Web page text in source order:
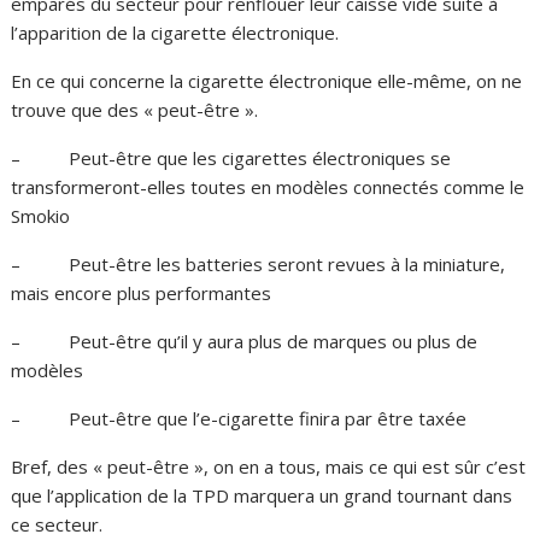
l’apparition de la cigarette électronique.
En ce qui concerne la cigarette électronique elle-même, on ne
trouve que des « peut-être ».
– Peut-être que les cigarettes électroniques se
transformeront-elles toutes en modèles connectés comme le
Smokio
– Peut-être les batteries seront revues à la miniature,
mais encore plus performantes
– Peut-être qu’il y aura plus de marques ou plus de
modèles
– Peut-être que l’e-cigarette finira par être taxée
Bref, des « peut-être », on en a tous, mais ce qui est sûr c’est
que l’application de la TPD marquera un grand tournant dans
ce secteur.